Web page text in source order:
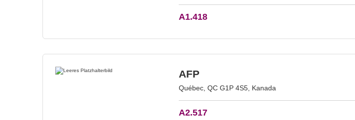
A1.418
AFP
Québec, QC G1P 4S5, Kanada
A2.517